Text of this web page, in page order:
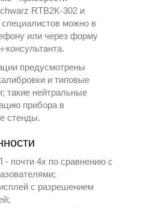
RTB2K-302 и
можно в
или через форму
предусмотрены
и типовые
такие нейтральные
прибора в
стенды.
- почти 4x по сравнению с
с разрешением